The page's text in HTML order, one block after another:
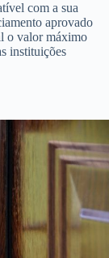
com a sua
aprovado
o valor máximo
instituições